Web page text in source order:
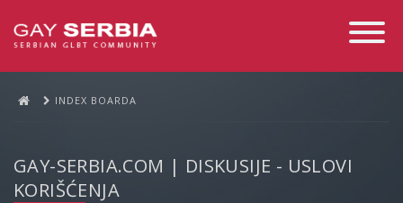
Toggle
INDEX BOARDA
GAY-SERBIA.COM | DISKUSIJE - USLOVI
KORIŠĆENJA